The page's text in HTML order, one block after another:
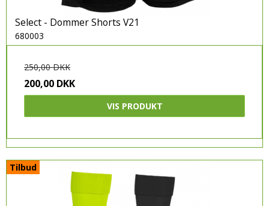
Select - Dommer Shorts V21
680003
250,00 DKK
200,00 DKK
VIS PRODUKT
Tilbud